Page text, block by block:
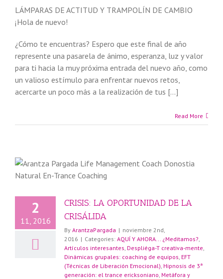
LÁMPARAS DE ACTITUD Y TRAMPOLÍN DE CAMBIO
¡Hola de nuevo!
¿Cómo te encuentras? Espero que este final de año
represente una pasarela de ánimo, esperanza, luz y valor
para ti hacia la muy próxima entrada del nuevo año, como
un valioso estímulo para enfrentar nuevos retos,
acercarte un poco más a la realización de tus […]
Read More
2
11, 2016
CRISIS: LA OPORTUNIDAD DE LA
CRISÁLIDA
By ArantzaPargada | noviembre 2nd,
2016 | Categories: AQUÍ Y AHORA... ¿Meditamos?,
Artículos interesantes, Despliéga-T creativa-mente,
Dinámicas grupales: coaching de equipos, EFT
(Técnicas de Liberación Emocional), Hipnosis de 3ª
generación: el trance ericksoniano, Metáfora y